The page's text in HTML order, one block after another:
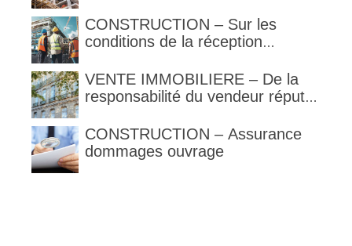
l’architecte supporte une
obligation de contrôle étendu
CONSTRUCTION – Sur les
conditions de la réception
VENTE IMMOBILIERE – De la
responsabilité du vendeur réputé
1792 et suivants du code civil
CONSTRUCTION – Assurance
dommages ouvrage